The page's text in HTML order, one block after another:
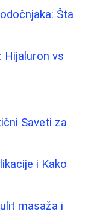
Šta
Hijaluron vs
Saveti za
i Kako
masaža i